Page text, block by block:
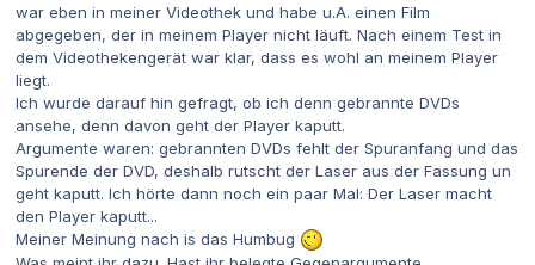
war eben in meiner Videothek und habe u.A. einen Film
abgegeben, der in meinem Player nicht läuft. Nach einem Test in
dem Videothekengerät war klar, dass es wohl an meinem Player
liegt.
Ich wurde darauf hin gefragt, ob ich denn gebrannte DVDs
ansehe, denn davon geht der Player kaputt.
Argumente waren: gebrannten DVDs fehlt der Spuranfang und das
Spurende der DVD, deshalb rutscht der Laser aus der Fassung un
geht kaputt. Ich hörte dann noch ein paar Mal: Der Laser macht
den Player kaputt...
Meiner Meinung nach is das Humbug